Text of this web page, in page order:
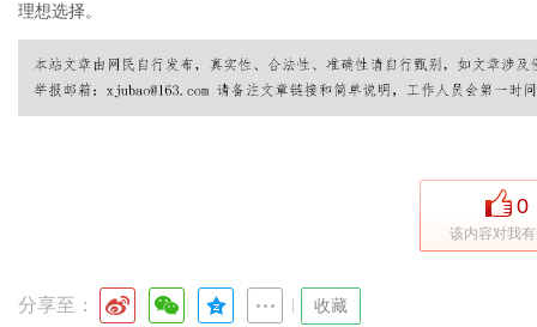
理想选择。
0
该内容对我
分享至： 收藏